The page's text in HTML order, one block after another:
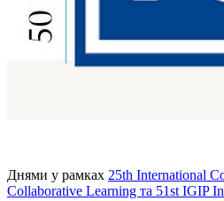
Днями у рамках 25th International
Collaborative Learning та 51st IGIP